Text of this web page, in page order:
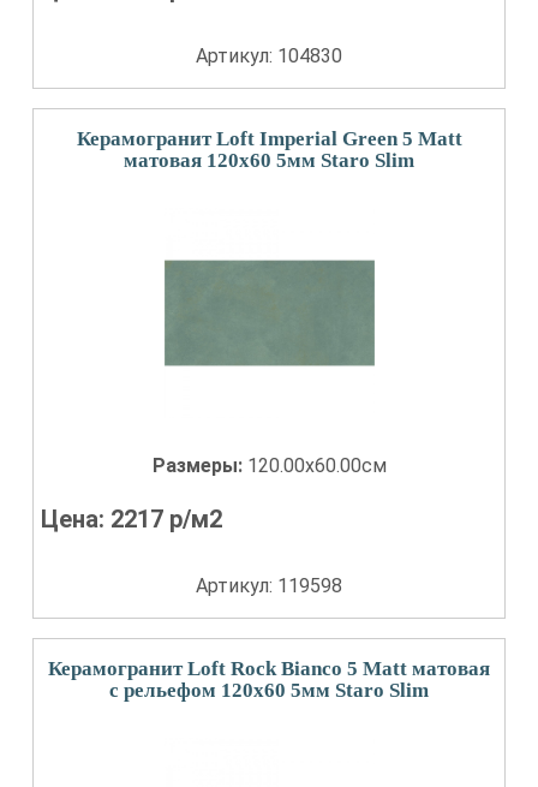
Артикул: 104830
Керамогранит Loft Imperial Green 5 Matt
матовая 120x60 5мм Staro Slim
Размеры: 120.00x60.00см
Цена: 2217 р/м2
Артикул: 119598
Керамогранит Loft Rock Bianco 5 Matt матовая
с рельефом 120x60 5мм Staro Slim